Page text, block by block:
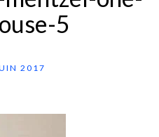
5
2017